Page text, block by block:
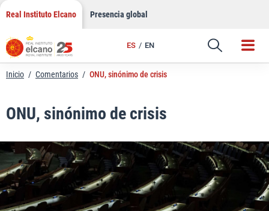
Saltar
contenido
Real Instituto Elcano Presencia global
ES EN
Enlace
Inicio / Comentarios / ONU, sinónimo de crisis
ONU, sinónimo de crisis